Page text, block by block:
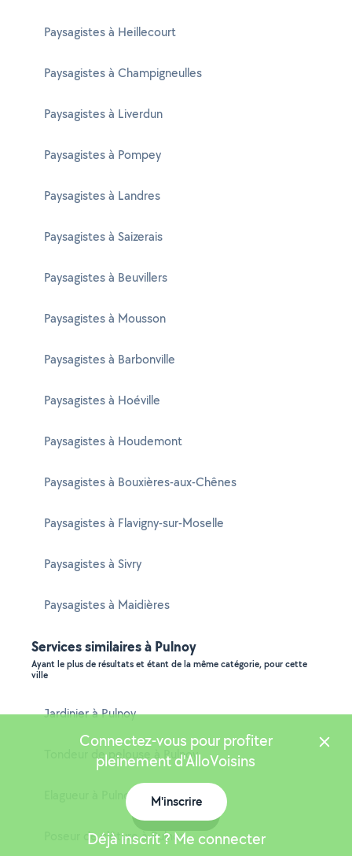
Paysagistes à Heillecourt
Paysagistes à Champigneulles
Paysagistes à Liverdun
Paysagistes à Pompey
Paysagistes à Landres
Paysagistes à Saizerais
Paysagistes à Beuvillers
Paysagistes à Mousson
Paysagistes à Barbonville
Paysagistes à Hoéville
Paysagistes à Houdemont
Paysagistes à Bouxières-aux-Chênes
Paysagistes à Flavigny-sur-Moselle
Paysagistes à Sivry
Paysagistes à Maidières
Services similaires à Pulnoy
Ayant le plus de résultats et étant de la même catégorie, pour cette
ville
Jardinier à Pulnoy
Tondeur de pelouse à Pulnoy
Elagueur à Pulnoy
Poseur de clôture à Pulnoy
Connectez-vous pour profiter
pleinement d'AlloVoisins
M'inscrire
Déjà inscrit ? Me connecter